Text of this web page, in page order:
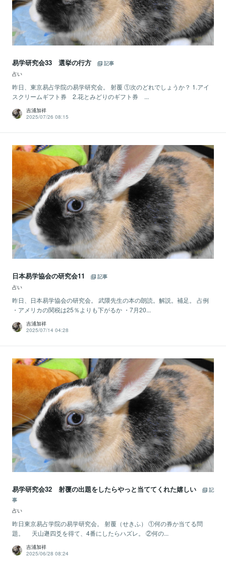
易学研究会33 選挙の行方
記事
占い
昨日、東京易占学院の易学研究会。 射覆 ①次のどれでしょうか？ 1.アイ
スクリームギフト券 2.花とみどりのギフト券 ...
吉浦加祥
2025/07/26 08:15
日本易学協会の研究会11
記事
占い
昨日、日本易学協会の研究会。 武隈先生の本の朗読。解説。補足。 占例
・アメリカの関税は25％よりも下がるか ・7月20...
吉浦加祥
2025/07/14 04:28
易学研究会32 射覆の出題をしたらやっと当ててくれた嬉しい
記
事
占い
昨日東京易占学院の易学研究会。 射覆（せきふ） ①何の券か当てる問
題。 天山遯四爻を得て、4番にしたらハズレ。 ②何の...
吉浦加祥
2025/06/28 08:24